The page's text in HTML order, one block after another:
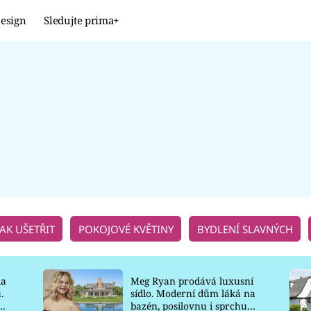
Sledujte prima+
UŠETŘIT POKOJOVÉ KVĚTINY BYDLENÍ SLAVNÝCH
Meg Ryan prodává luxusní
sídlo. Moderní dům láká na
bazén, posilovnu i sprchu